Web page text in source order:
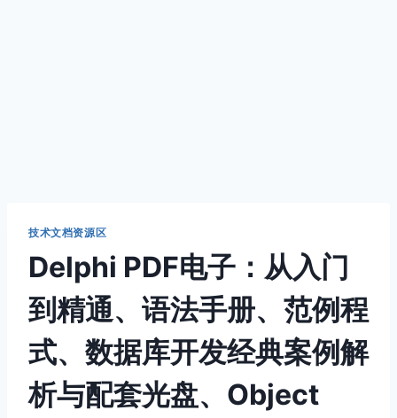
技术文档资源区
Delphi PDF电子：从入门
到精通、语法手册、范例程
式、数据库开发经典案例解
析与配套光盘、Object